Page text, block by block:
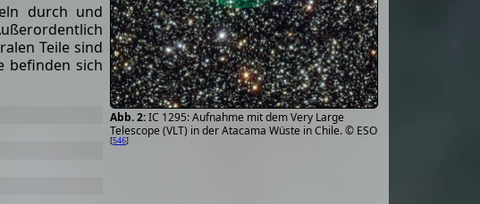
IC 1295: Aufnahme mit dem Very Large
Telescope (VLT) in der Atacama Wüste in Chile. © ESO
[546]
durch und
Teile sind
befinden sich